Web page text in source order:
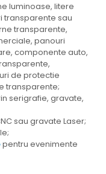
luminoase, litere
transparente sau
transparente,
panouri
componente auto,
de protectie
transparente;
serigrafie, gravate,
sau gravate Laser;
pentru evenimente